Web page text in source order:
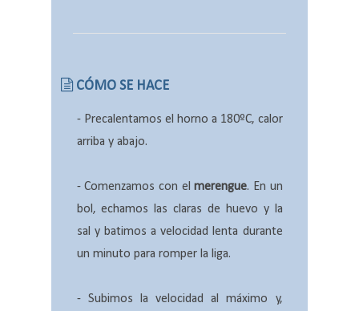
CÓMO SE HACE
- Precalentamos el horno a 180ºC, calor
arriba y abajo.
- Comenzamos con el merengue. En un
bol, echamos las claras de huevo y la
sal y batimos a velocidad lenta durante
un minuto para romper la liga.
- Subimos la velocidad al máximo y,